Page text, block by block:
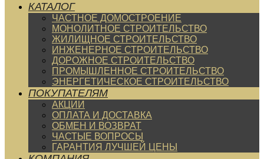
КАТАЛОГ
ЧАСТНОЕ ДОМОСТРОЕНИЕ
МОНОЛИТНОЕ СТРОИТЕЛЬСТВО
ЖИЛИЩНОЕ СТРОИТЕЛЬСТВО
ИНЖЕНЕРНОЕ СТРОИТЕЛЬСТВО
ДОРОЖНОЕ СТРОИТЕЛЬСТВО
ПРОМЫШЛЕННОЕ СТРОИТЕЛЬСТВО
ЭНЕРГЕТИЧЕСКОЕ СТРОИТЕЛЬСТВО
ПОКУПАТЕЛЯМ
АКЦИИ
ОПЛАТА И ДОСТАВКА
ОБМЕН И ВОЗВРАТ
ЧАСТЫЕ ВОПРОСЫ
ГАРАНТИЯ ЛУЧШЕЙ ЦЕНЫ